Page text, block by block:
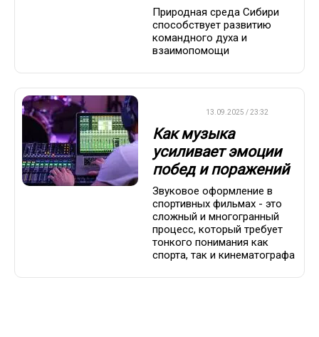
Природная среда Сибири
способствует развитию
командного духа и
взаимопомощи
13.09.2025 / 23:32
Как музыка
усиливает эмоции
побед и поражений
Звуковое оформление в
спортивных фильмах - это
сложный и многогранный
процесс, который требует
тонкого понимания как
спорта, так и кинематографа